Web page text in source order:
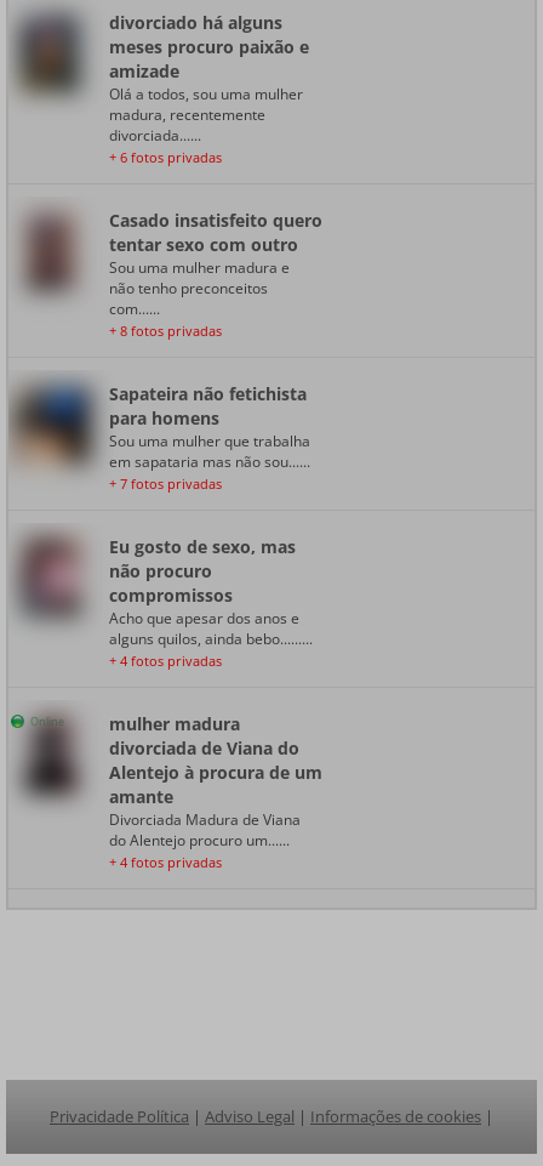
divorciado há alguns
meses procuro paixão e
amizade
Olá a todos, sou uma mulher
madura, recentemente
divorciada......
+ 6 fotos privadas
Casado insatisfeito quero
tentar sexo com outro
Sou uma mulher madura e
não tenho preconceitos
com......
+ 8 fotos privadas
Sapateira não fetichista
para homens
Sou uma mulher que trabalha
em sapataria mas não sou......
+ 7 fotos privadas
Eu gosto de sexo, mas
não procuro
compromissos
Acho que apesar dos anos e
alguns quilos, ainda bebo.........
+ 4 fotos privadas
Online
mulher madura
divorciada de Viana do
Alentejo à procura de um
amante
Divorciada Madura de Viana
do Alentejo procuro um......
+ 4 fotos privadas
Privacidade Política | Adviso Legal | Informações de cookies |